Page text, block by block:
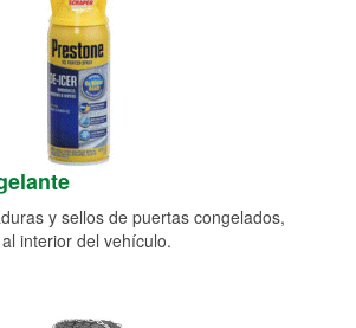
y sellos de puertas congelados,
interior del vehículo.